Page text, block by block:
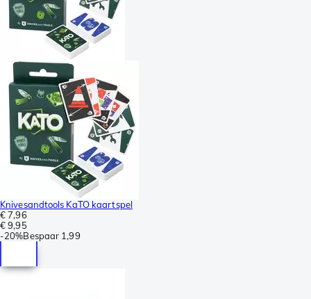
Knivesandtools KaTO kaartspel
€ 7,96
€ 9,95
-20%Bespaar 1,99